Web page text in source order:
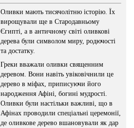
Оливки мають тисячолітню історію. Їх
вирощували ще в Стародавньому
Єгипті, а в античному світі оливкові
дерева були символом миру, родючості
та достатку.
Греки вважали оливки священним
деревом. Вони навіть увіковічнили це
дерево в міфах, приписуючи його
народження Афіні, богині мудрості.
Оливки були настільки важливі, що в
Афінах проводили спеціальні церемонії,
де оливкове дерево вшановували як дар